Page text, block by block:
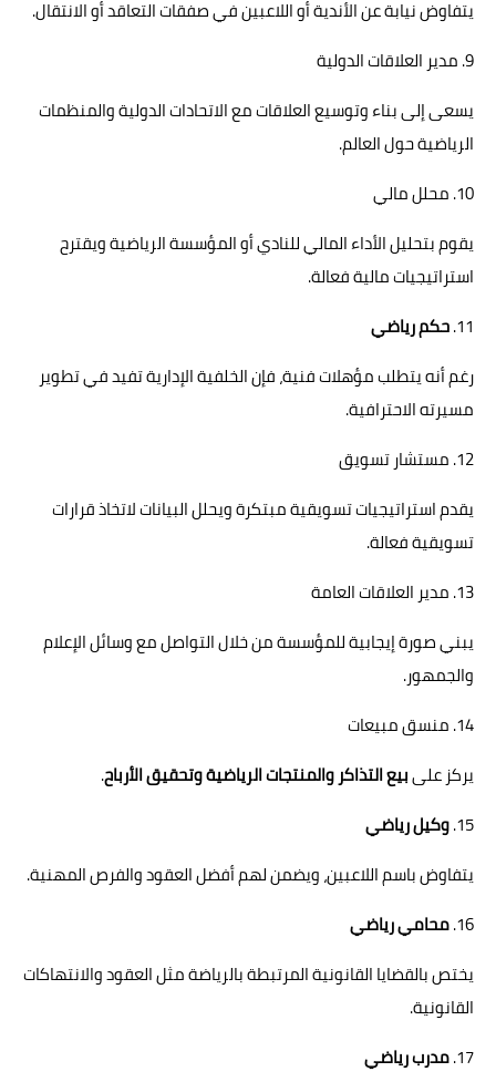
يتفاوض نيابة عن الأندية أو اللاعبين في صفقات التعاقد أو الانتقال.
9. مدير العلاقات الدولية
يسعى إلى بناء وتوسيع العلاقات مع الاتحادات الدولية والمنظمات
الرياضية حول العالم.
10. محلل مالي
يقوم بتحليل الأداء المالي للنادي أو المؤسسة الرياضية ويقترح
استراتيجيات مالية فعالة.
11. حكم رياضي
رغم أنه يتطلب مؤهلات فنية، فإن الخلفية الإدارية تفيد في تطوير
مسيرته الاحترافية.
12. مستشار تسويق
يقدم استراتيجيات تسويقية مبتكرة ويحلل البيانات لاتخاذ قرارات
تسويقية فعالة.
13. مدير العلاقات العامة
يبني صورة إيجابية للمؤسسة من خلال التواصل مع وسائل الإعلام
والجمهور.
14. منسق مبيعات
يركز علىبيع التذاكر والمنتجات الرياضية وتحقيق الأرباح.
15. وكيل رياضي
يتفاوض باسم اللاعبين، ويضمن لهم أفضل العقود والفرص المهنية.
16. محامي رياضي
يختص بالقضايا القانونية المرتبطة بالرياضة مثل العقود والانتهاكات
القانونية.
17. مدرب رياضي